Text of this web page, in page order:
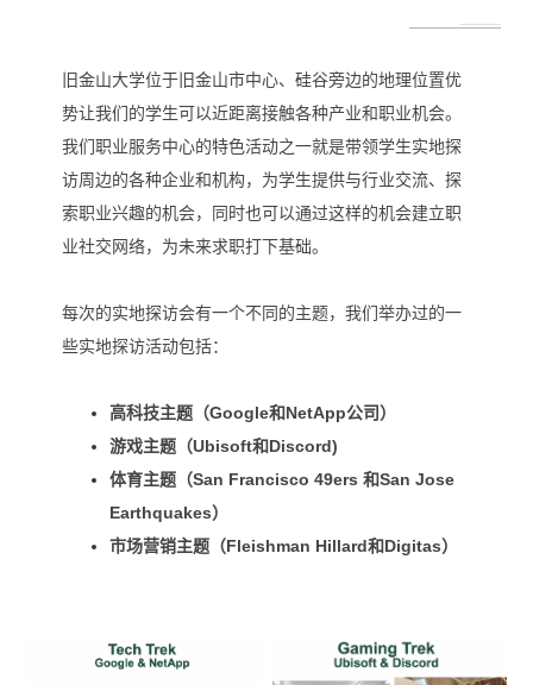
旧金山大学位于旧金山市中心、硅谷旁边的地理位置优
势让我们的学生可以近距离接触各种产业和职业机会。
我们职业服务中心的特色活动之一就是带领学生实地探
访周边的各种企业和机构，为学生提供与行业交流、探
索职业兴趣的机会，同时也可以通过这样的机会建立职
业社交网络，为未来求职打下基础。
每次的实地探访会有一个不同的主题，我们举办过的一
些实地探访活动包括：
高科技主题（Google和NetApp公司）
游戏主题（Ubisoft和Discord)
体育主题（San Francisco 49ers 和San Jose
Earthquakes）
市场营销主题（Fleishman Hillard和Digitas）